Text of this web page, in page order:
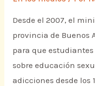
Desde el 2007, el
provincia de Buenos
para que
sobre educación
adicciones desde los